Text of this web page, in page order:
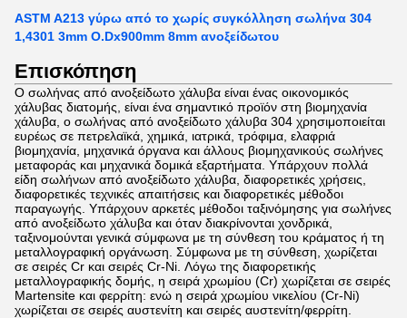
ASTM A213 γύρω από το χωρίς συγκόλληση σωλήνα 304
1,4301 3mm O.Dx900mm 8mm ανοξείδωτου
Επισκόπηση
Ο σωλήνας από ανοξείδωτο χάλυβα είναι ένας οικονομικός
χάλυβας διατομής, είναι ένα σημαντικό προϊόν στη βιομηχανία
χάλυβα, ο σωλήνας από ανοξείδωτο χάλυβα 304 χρησιμοποιείται
ευρέως σε πετρελαϊκά, χημικά, ιατρικά, τρόφιμα, ελαφριά
βιομηχανία, μηχανικά όργανα και άλλους βιομηχανικούς σωλήνες
μεταφοράς και μηχανικά δομικά εξαρτήματα. Υπάρχουν πολλά
είδη σωλήνων από ανοξείδωτο χάλυβα, διαφορετικές χρήσεις,
διαφορετικές τεχνικές απαιτήσεις και διαφορετικές μέθοδοι
παραγωγής. Υπάρχουν αρκετές μέθοδοι ταξινόμησης για σωλήνες
από ανοξείδωτο χάλυβα και όταν διακρίνονται χονδρικά,
ταξινομούνται γενικά σύμφωνα με τη σύνθεση του κράματος ή τη
μεταλλογραφική οργάνωση. Σύμφωνα με τη σύνθεση, χωρίζεται
σε σειρές Cr και σειρές Cr-Ni. Λόγω της διαφορετικής
μεταλλογραφικής δομής, η σειρά χρωμίου (Cr) χωρίζεται σε σειρές
Martensite και φερρίτη: ενώ η σειρά χρωμίου νικελίου (Cr-Ni)
χωρίζεται σε σειρές αυστενίτη και σειρές αυστενίτη/φερρίτη.